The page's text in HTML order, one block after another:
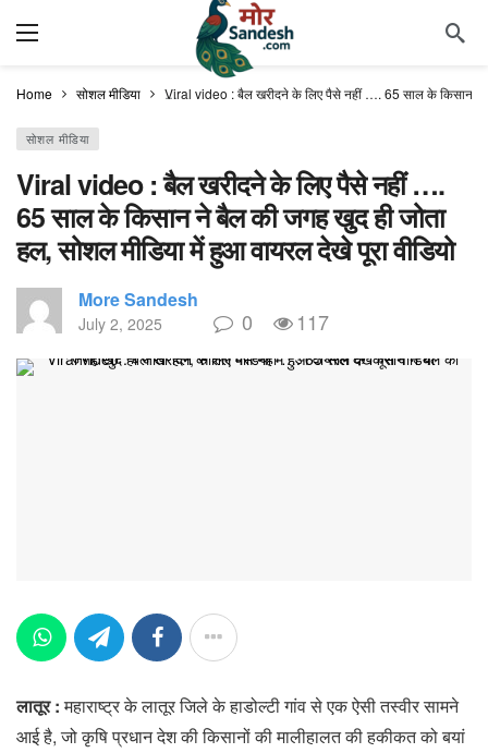
Home सोशल मीडिया Viral video : बैल खरीदने के लिए पैसे नहीं …. 65 साल के किसान ने
सोशल मीडिया
Viral video : बैल खरीदने के लिए पैसे नहीं ….
65 साल के किसान ने बैल की जगह खुद ही जोता
हल, सोशल मीडिया में हुआ वायरल देखे पूरा वीडियो
More Sandesh
July 2, 2025 0 117
लातूर :महाराष्ट्र के लातूर जिले के हाडोल्टी गांव से एक ऐसी तस्वीर सामने
आई है, जो कृषि प्रधान देश की किसानों की मालीहालत की हकीकत को बयां